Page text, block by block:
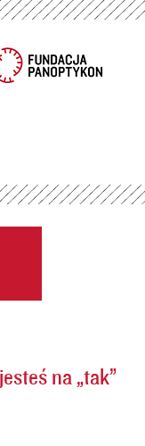
na „tak”